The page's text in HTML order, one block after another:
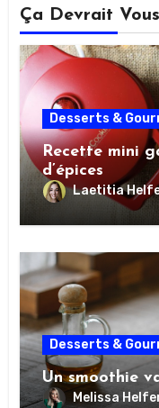
Ça Devrait
Desserts &
Recette mini
d’épices
Laetitia
Desserts &
Un smoothie
Melissa